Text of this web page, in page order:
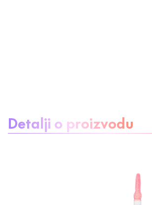
Detalji o proizvodu